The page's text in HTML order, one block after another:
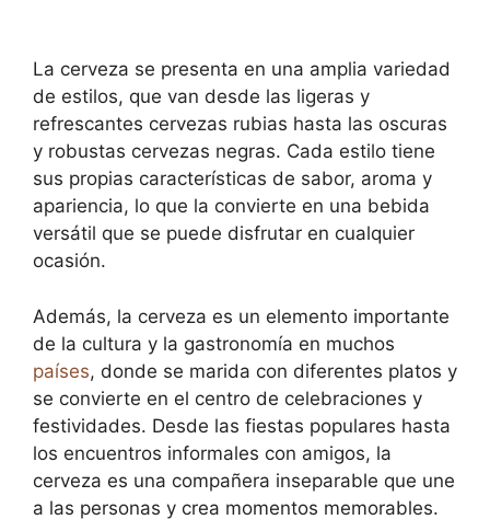
La cerveza se presenta en una amplia variedad
de estilos, que van desde las ligeras y
refrescantes cervezas rubias hasta las oscuras
y robustas cervezas negras. Cada estilo tiene
sus propias características de sabor, aroma y
apariencia, lo que la convierte en una bebida
versátil que se puede disfrutar en cualquier
ocasión.
Además, la cerveza es un elemento importante
de la cultura y la gastronomía en muchos
países, donde se marida con diferentes platos y
se convierte en el centro de celebraciones y
festividades. Desde las fiestas populares hasta
los encuentros informales con amigos, la
cerveza es una compañera inseparable que une
a las personas y crea momentos memorables.